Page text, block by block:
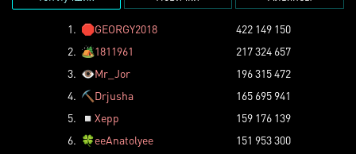
1. 🛑GEORGY2018
422 149 150
2. 🏕️1811961
217 324 657
3. 👁️Mr_Jor
196 315 472
4. ⛏️ Drjusha
165 695 941
5.
◽ Xepp
159 176 139
6. 🍀eeAnatolyee
151 953 300